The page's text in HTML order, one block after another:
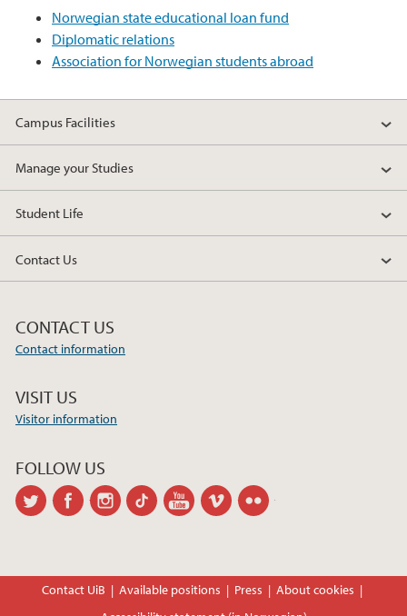
Norwegian state educational loan fund
Diplomatic relations
Association for Norwegian students abroad
Campus Facilities
Manage your Studies
Student Life
Contact Us
CONTACT US
Contact information
VISIT US
Visitor information
FOLLOW US
twitter facebookinstagram
tiktok youtubevimeo
Contact UiB Available positions Press
About cookies